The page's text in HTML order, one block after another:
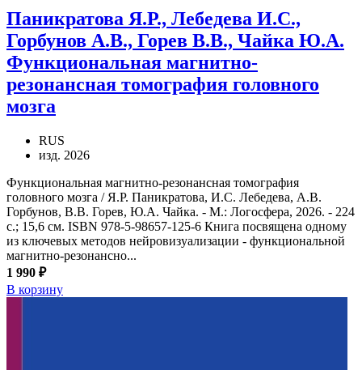
Паникратова Я.Р., Лебедева И.С.,
Горбунов А.В., Горев В.В., Чайка Ю.А.
Функциональная магнитно-
резонансная томография головного
мозга
RUS
изд. 2026
Функциональная магнитно-резонансная томография
головного мозга / Я.Р. Паникратова, И.С. Лебедева, А.В.
Горбунов, В.В. Горев, Ю.А. Чайка. - М.: Логосфера, 2026. - 224
с.; 15,6 см. ISBN 978-5-98657-125-6 Книга посвящена одному
из ключевых методов нейровизуализации - функциональной
магнитно-резонансно...
1 990 ₽
В корзину